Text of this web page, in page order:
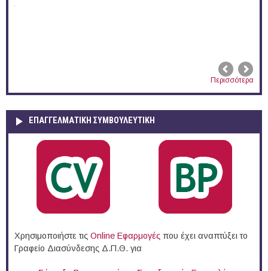
Περισσότερα
ΕΠΑΓΓΕΛΜΑΤΙΚΉ ΣΥΜΒΟΥΛΕΥΤΙΚΉ
Χρησιμοποιήστε τις Online Eφαρμογές που έχει αναπτύξει το
Γραφείο Διασύνδεσης Δ.Π.Θ. για